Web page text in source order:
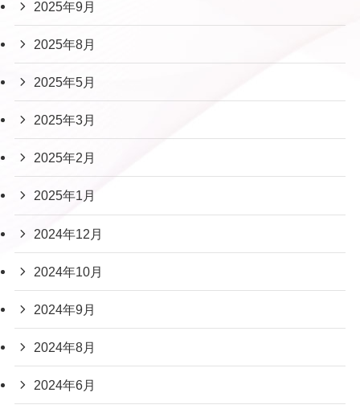
2025年9月
2025年8月
2025年5月
2025年3月
2025年2月
2025年1月
2024年12月
2024年10月
2024年9月
2024年8月
2024年6月